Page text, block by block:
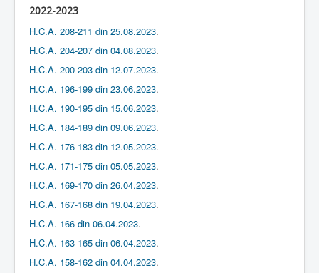
2022-2023
H.C.A. 208-211 din 25.08.2023.
H.C.A. 204-207 din 04.08.2023.
H.C.A. 200-203 din 12.07.2023.
H.C.A. 196-199 din 23.06.2023.
H.C.A. 190-195 din 15.06.2023.
H.C.A. 184-189 din 09.06.2023.
H.C.A. 176-183 din 12.05.2023.
H.C.A. 171-175 din 05.05.2023.
H.C.A. 169-170 din 26.04.2023.
H.C.A. 167-168 din 19.04.2023.
H.C.A. 166 din 06.04.2023.
H.C.A. 163-165 din 06.04.2023.
H.C.A. 158-162 din 04.04.2023.